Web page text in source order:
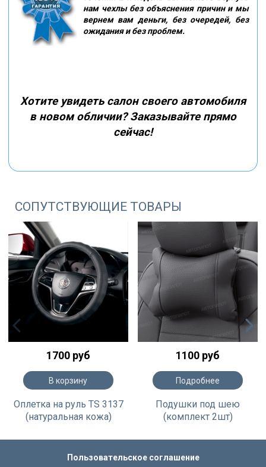
нам чехлы без объяснения причин и мы
вернем вам деньги, без очередей, без
ожидания и без проблем.
Хотите увидеть салон своего автомобиля
в новом обличии? Заказывайте прямо
сейчас!
СОПУТСТВУЮЩИЕ ТОВАРЫ
1700 руб
В корзину
Оплетка на руль TS 3137
(натуральная кожа)
1100 руб
Подробнее
Подушки под шею
(комплект 2шт)
Пользовательское соглашение